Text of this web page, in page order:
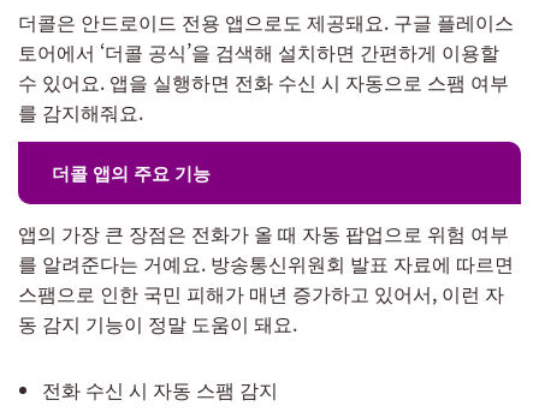
더콜은 안드로이드 전용 앱으로도 제공돼요. 구글 플레이스
토어에서 ‘더콜 공식’을 검색해 설치하면 간편하게 이용할
수 있어요. 앱을 실행하면 전화 수신 시 자동으로 스팸 여부
를 감지해줘요.
더콜 앱의 주요 기능
앱의 가장 큰 장점은 전화가 올 때 자동 팝업으로 위험 여부
를 알려준다는 거예요. 방송통신위원회 발표 자료에 따르면
스팸으로 인한 국민 피해가 매년 증가하고 있어서, 이런 자
동 감지 기능이 정말 도움이 돼요.
전화 수신 시 자동 스팸 감지